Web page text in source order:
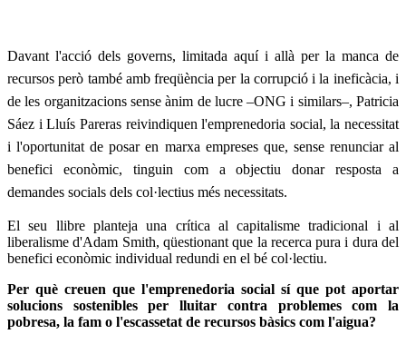
Davant l'acció dels governs, limitada aquí i allà per la manca de
recursos però també amb freqüència per la corrupció i la ineficàcia, i
de les organitzacions sense ànim de lucre –ONG i similars–, Patricia
Sáez i Lluís Pareras reivindiquen l'emprenedoria social, la necessitat
i l'oportunitat de posar en marxa empreses que, sense renunciar al
benefici econòmic, tinguin com a objectiu donar resposta a
demandes socials dels col·lectius més necessitats.
El seu llibre planteja una crítica al capitalisme tradicional i al
liberalisme d'Adam Smith, qüestionant que la recerca pura i dura del
benefici econòmic individual redundi en el bé col·lectiu.
Per què creuen que l'emprenedoria social sí que pot aportar
solucions sostenibles per lluitar contra problemes com la
pobresa, la fam o l'escassetat de recursos bàsics com l'aigua?